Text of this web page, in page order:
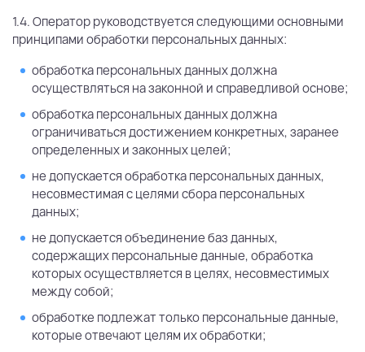
1.4. Оператор руководствуется следующими основными
принципами обработки персональных данных:
обработка персональных данных должна
осуществляться на законной и справедливой основе;
обработка персональных данных должна
ограничиваться достижением конкретных, заранее
определенных и законных целей;
не допускается обработка персональных данных,
несовместимая с целями сбора персональных
данных;
не допускается объединение баз данных,
содержащих персональные данные, обработка
которых осуществляется в целях, несовместимых
между собой;
обработке подлежат только персональные данные,
которые отвечают целям их обработки;